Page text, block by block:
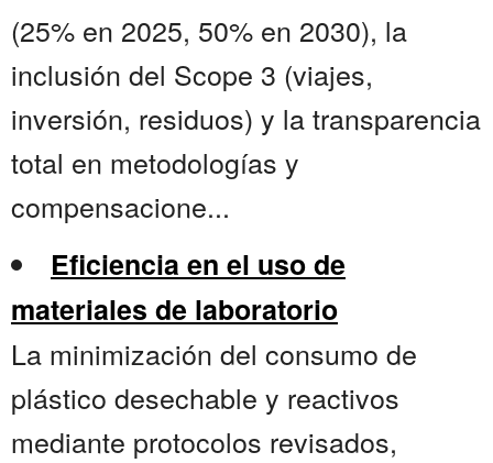
(25% en 2025, 50% en 2030), la
inclusión del Scope 3 (viajes,
inversión, residuos) y la transparencia
total en metodologías y
compensacione...
Eficiencia en el uso de
materiales de laboratorio
La minimización del consumo de
plástico desechable y reactivos
mediante protocolos revisados,